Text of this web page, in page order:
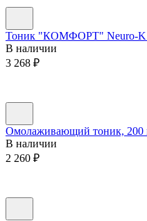
Тоник "КОМФОРТ" Neuro-K
В наличии
3 268 ₽
Омолаживающий тоник, 200
В наличии
2 260 ₽